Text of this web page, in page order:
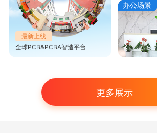
最新上线
全球PCB&PCBA智造平台
办公场景
更多展示